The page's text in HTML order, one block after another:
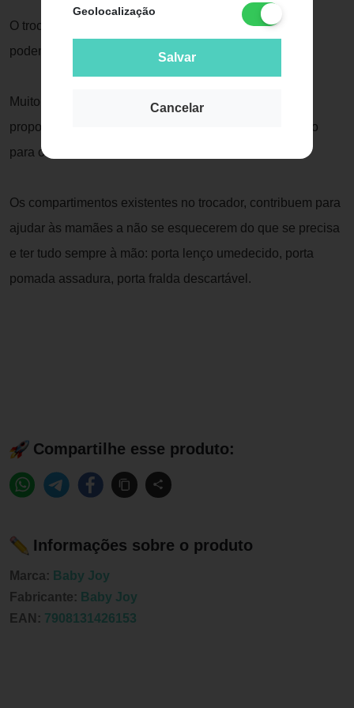
Geolocalização
Salvar
Cancelar
O trocador é dobrável, higiênico, compacto e portátil,
podendo ser facilmente transportado.
Muito útil para ser levado em passeios e viagens,
proporcionando praticidade para as mamães e conforto
para os bebês.
Os compartimentos existentes no trocador, contribuem para
ajudar às mamães a não se esquecerem do que se precisa
e ter tudo sempre à mão: porta lenço umedecido, porta
pomada assadura, porta fralda descartável.
Compartilhe esse produto:
Informações sobre o produto
Marca: Baby Joy
Fabricante: Baby Joy
EAN: 7908131426153